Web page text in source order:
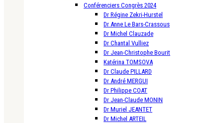
Conférenciers Congrès 2024
Dr Régine Zekri-Hurstel
Dr Anne Le Bars-Crassous
Dr Michel Clauzade
Dr Chantal Vulliez
Dr Jean-Christophe Bourit
Katérina TOMSOVA
Dr Claude PILLARD
Dr André MERGUI
Dr Philippe COAT
Dr Jean-Claude MONIN
Dr Muriel JEANTET
Dr Michel ARTEIL